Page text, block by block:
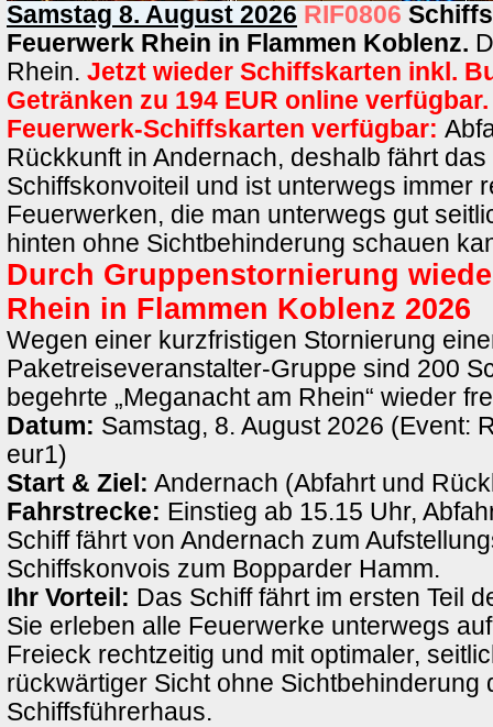
Samstag 8. August 2026 RIF0806
Feuerwerk Rhein in Flammen Koblenz.
Rhein. Jetzt wieder Schiffskarten inkl.
Getränken zu 194 EUR online verfügbar.
Feuerwerk-Schiffskarten verfügbar:
Rückkunft in Andernach, deshalb fährt
Schiffskonvoiteil und ist unterwegs immer
Feuerwerken, die man unterwegs gut
hinten ohne Sichtbehinderung schauen
Durch Gruppenstornierung
Rhein in Flammen Koblenz 2026
Wegen einer kurzfristigen Stornierung
Paketreiseveranstalter-Gruppe sind 200
begehrte „Meganacht am Rhein“ wieder
Datum: Samstag, 8. August 2026 (Event:
eur1)
Start & Ziel: Andernach (Abfahrt und
Fahrstrecke: Einstieg ab 15.15 Uhr,
Schiff fährt von Andernach zum
Schiffskonvois zum Bopparder Hamm.
Ihr Vorteil: Das Schiff fährt im ersten Teil
Sie erleben alle Feuerwerke unterwegs
Freieck rechtzeitig und mit optimaler,
rückwärtiger Sicht ohne Sichtbehinderung
Schiffsführerhaus.